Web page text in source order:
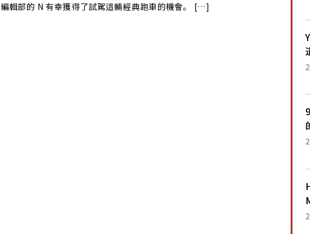
編輯部的 N 有幸獲得了試駕這輛經典跑車的機會。 […]